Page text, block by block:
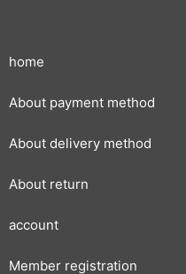
home
About payment method
About delivery method
About return
account
Member registration